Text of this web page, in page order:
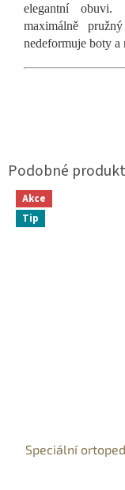
elegantní obuvi.
maximálně
nedeformuje boty a
Akce
Tip
Speciální